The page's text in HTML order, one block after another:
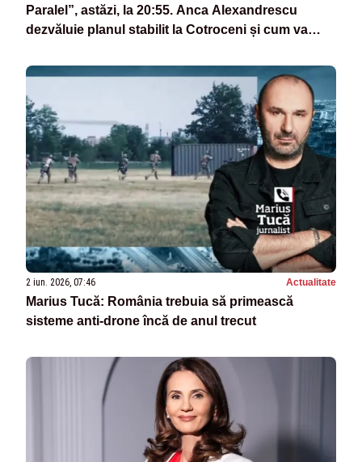
Paralel”, astăzi, la 20:55. Anca Alexandrescu
dezvăluie planul stabilit la Cotroceni și cum va
2 iun. 2026, 07:46 Actualitate
Marius Tucă: România trebuia să primească
sisteme anti-drone încă de anul trecut